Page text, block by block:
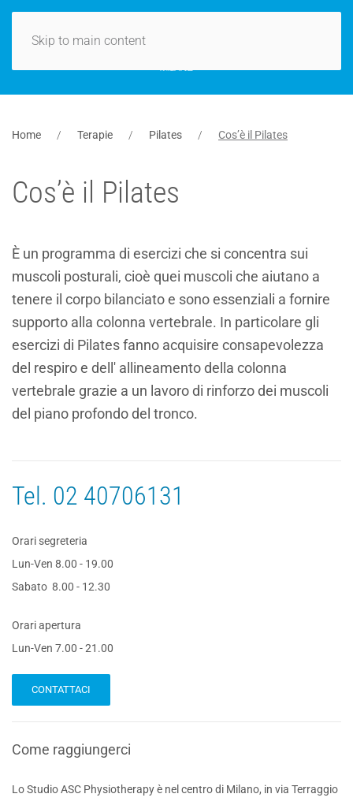
Skip to main content
Home Terapie Pilates Cos’è il Pilates
Cos’è il Pilates
È un programma di esercizi che si concentra sui
muscoli posturali, cioè quei muscoli che aiutano a
tenere il corpo bilanciato e sono essenziali a fornire
supporto alla colonna vertebrale. In particolare gli
esercizi di Pilates fanno acquisire consapevolezza
del respiro e dell' allineamento della colonna
vertebrale grazie a un lavoro di rinforzo dei muscoli
del piano profondo del tronco.
Tel. 02 40706131
Orari segreteria
Lun-Ven 8.00 - 19.00
Sabato 8.00 - 12.30
Orari apertura
Lun-Ven 7.00 - 21.00
CONTATTACI
Come raggiungerci
Lo Studio ASC Physiotherapy è nel centro di Milano, in via Terraggio